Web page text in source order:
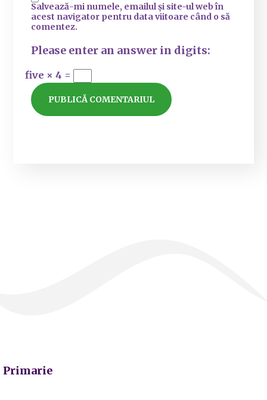
Salvează-mi numele, emailul și site-ul web în
acest navigator pentru data viitoare când o să
comentez.
Please enter an answer in digits:
five × 4 =
Primarie